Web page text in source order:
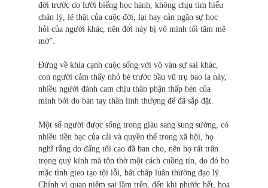
đời trước do lười biếng học hành, không chịu tìm hiểu
chân lý, lẽ thật của cuộc đời, lại hay cản ngăn sự học
hỏi của người khác, nên đời này bị vô minh tối tăm mê
mờ”.
Đứng về khía cạnh cuộc sống với vô vàn sự sai khác,
con người cảm thấy nhỏ bé trước bầu vũ trụ bao la này,
nhiều người đành cam chịu thân phận thấp hèn của
mình bởi do bàn tay thần linh thượng đế đã sắp đặt.
Một số người được sống trong giàu sang sung sướng, có
nhiều tiền bạc của cải và quyền thế trong xã hội, họ
nghĩ rằng do đấng tối cao đã ban cho, nên họ rất trân
trọng quý kính mà tôn thờ một cách cuồng tín, do đó họ
mặc tình gieo tạo tội lỗi, bất chấp luân thường đạo lý.
Chính vì quan niệm sai lầm trên, đến khi phước hết, họa